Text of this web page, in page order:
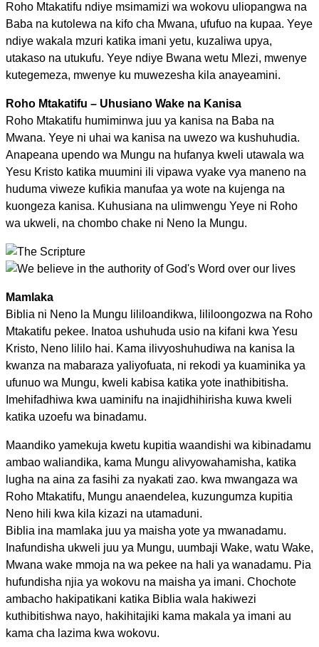
Roho Mtakatifu ndiye msimamizi wa wokovu uliopangwa na
Baba na kutolewa na kifo cha Mwana, ufufuo na kupaa. Yeye
ndiye wakala mzuri katika imani yetu, kuzaliwa upya,
utakaso na utukufu. Yeye ndiye Bwana wetu Mlezi, mwenye
kutegemeza, mwenye ku muwezesha kila anayeamini.
Roho Mtakatifu – Uhusiano Wake na Kanisa
Roho Mtakatifu humiminwa juu ya kanisa na Baba na
Mwana. Yeye ni uhai wa kanisa na uwezo wa kushuhudia.
Anapeana upendo wa Mungu na hufanya kweli utawala wa
Yesu Kristo katika muumini ili vipawa vyake vya maneno na
huduma viweze kufikia manufaa ya wote na kujenga na
kuongeza kanisa. Kuhusiana na ulimwengu Yeye ni Roho
wa ukweli, na chombo chake ni Neno la Mungu.
Mamlaka
Biblia ni Neno la Mungu lililoandikwa, lililoongozwa na Roho
Mtakatifu pekee. Inatoa ushuhuda usio na kifani kwa Yesu
Kristo, Neno lililo hai. Kama ilivyoshuhudiwa na kanisa la
kwanza na mabaraza yaliyofuata, ni rekodi ya kuaminika ya
ufunuo wa Mungu, kweli kabisa katika yote inathibitisha.
Imehifadhiwa kwa uaminifu na inajidhihirisha kuwa kweli
katika uzoefu wa binadamu.
Maandiko yamekuja kwetu kupitia waandishi wa kibinadamu
ambao waliandika, kama Mungu alivyowahamisha, katika
lugha na aina za fasihi za nyakati zao. kwa mwangaza wa
Roho Mtakatifu, Mungu anaendelea, kuzungumza kupitia
Neno hili kwa kila kizazi na utamaduni.
Biblia ina mamlaka juu ya maisha yote ya mwanadamu.
Inafundisha ukweli juu ya Mungu, uumbaji Wake, watu Wake,
Mwana wake mmoja na wa pekee na hali ya wanadamu. Pia
hufundisha njia ya wokovu na maisha ya imani. Chochote
ambacho hakipatikani katika Biblia wala hakiwezi
kuthibitishwa nayo, hakihitajiki kama makala ya imani au
kama cha lazima kwa wokovu.